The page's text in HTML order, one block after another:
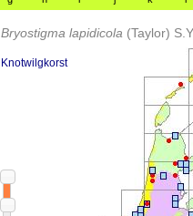
Bryostigma lapidicola (Taylor)
Knotwilgkorst